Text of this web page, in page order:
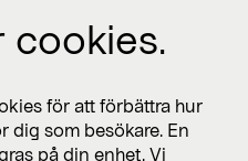
cookies.
för att förbättra hur
dig som besökare. En
på din enhet. Vi